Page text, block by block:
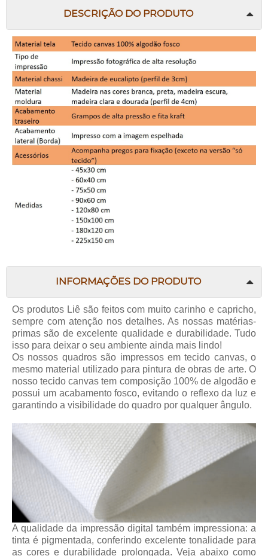
DESCRIÇÃO DO PRODUTO
INFORMAÇÕES DO PRODUTO
Os produtos Liê são feitos com muito carinho e capricho,
sempre com atenção nos detalhes. As nossas matérias-
primas são de excelente qualidade e durabilidade. Tudo
isso para deixar o seu ambiente ainda mais lindo!
Os nossos quadros são impressos em tecido canvas, o
mesmo material utilizado para pintura de obras de arte. O
nosso tecido canvas tem composição 100% de algodão e
possui um acabamento fosco, evitando o reflexo da luz e
garantindo a visibilidade do quadro por qualquer ângulo.
A qualidade da impressão digital também impressiona: a
tinta é pigmentada, conferindo excelente tonalidade para
as cores e durabilidade prolongada. Veja abaixo como